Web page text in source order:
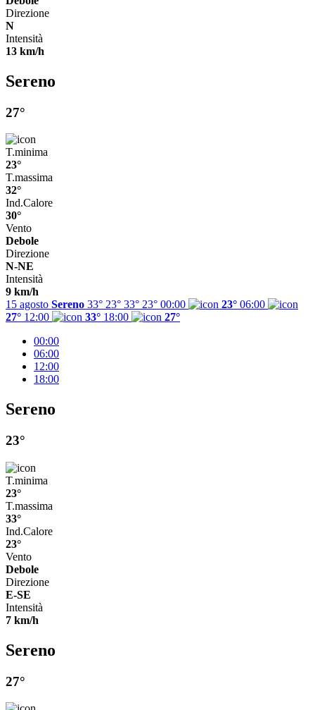
Direzione
N
Intensità
13 km/h
Sereno
27°
T.minima
23°
T.massima
32°
Ind.Calore
30°
Vento
Debole
Direzione
N-NE
Intensità
9 km/h
15 agosto Sereno 33° 23° 33° 23° 00:00 23° 06:00
27° 12:00 33° 18:00
27°
00:00
06:00
12:00
18:00
Sereno
23°
T.minima
23°
T.massima
33°
Ind.Calore
23°
Vento
Debole
Direzione
E-SE
Intensità
7 km/h
Sereno
27°